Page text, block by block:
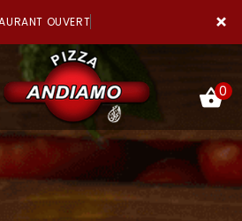
×
OUVERT
0